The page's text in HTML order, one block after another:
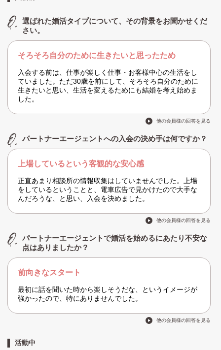
選ばれた婚活タイプについて、その背景をお聞かせくだ
さい。
そろそろ自分のために生きたいと思ったため
入会する前は、仕事が楽しく仕事・お客様中心の生活をし
ていました。ただ30歳を前にして、そろそろ自分のために
生きたいと思い、生活を変えるためにも結婚を考え始めま
した。
他の会員様の回答を見る
パートナーエージェントへの入会の決め手は何ですか？
上場しているという客観的な安心感
正直あまり相談所の情報収集はしていませんでした。上場
をしているということと、電車広告で見かけたので大手な
んだろうな、と思い、入会を決めました。
他の会員様の回答を見る
パートナーエージェントで婚活を始めるにあたり不安な
点はありましたか？
前向きなスタート
最初に話を聞いた時から楽しそうだな、というイメージが
強かったので、特にありませんでした。
他の会員様の回答を見る
活動中